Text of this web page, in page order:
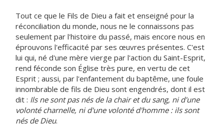
Tout ce que le Fils de Dieu a fait et enseigné pour la
réconciliation du monde, nous ne le connaissons pas
seulement par l'histoire du passé, mais encore nous en
éprouvons l'efficacité par ses œuvres présentes. C'est
lui qui, né d'une mère vierge par l'action du Saint-Esprit,
rend féconde son Église très pure, en vertu de cet
Esprit ; aussi, par l'enfantement du baptême, une foule
innombrable de fils de Dieu sont engendrés, dont il est
dit : Ils ne sont pas nés de la chair et du sang, ni d'une
volonté charnelle, ni d'une volonté d'homme : ils sont
nés de Dieu.